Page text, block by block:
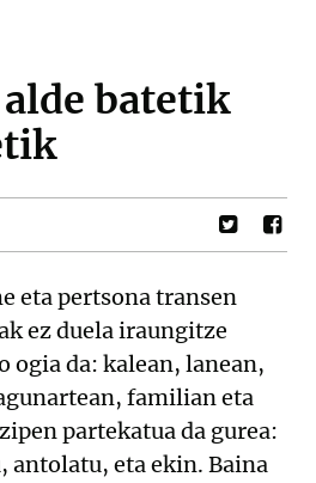
batetik
eta pertsona transen
ez duela iraungitze
ogia da: kalean, lanean,
familian eta
partekatua da gurea:
eta ekin. Baina